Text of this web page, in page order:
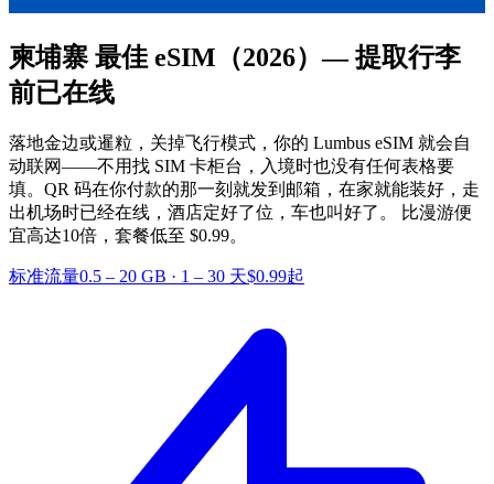
柬埔寨 最佳 eSIM （2026）— 提取行李
前已在线
落地金边或暹粒，关掉飞行模式，你的 Lumbus eSIM 就会自
动联网——不用找 SIM 卡柜台，入境时也没有任何表格要
填。QR 码在你付款的那一刻就发到邮箱，在家就能装好，走
出机场时已经在线，酒店定好了位，车也叫好了。
比漫游便
宜高达10倍，套餐低至 $0.99。
标准流量0.5 – 20 GB · 1 – 30 天$0.99起